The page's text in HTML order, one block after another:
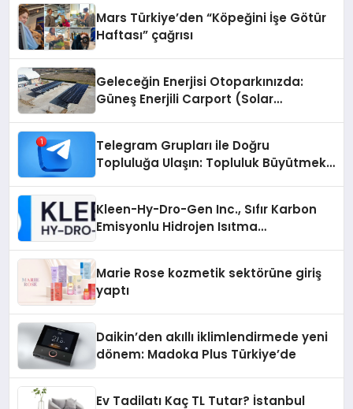
Mars Türkiye’den “Köpeğini İşe Götür
Haftası” çağrısı
Geleceğin Enerjisi Otoparkınızda:
Güneş Enerjili Carport (Solar
Telegram Grupları ile Doğru
Topluluğa Ulaşın: Topluluk Büyütmek
Kleen-Hy-Dro-Gen Inc., Sıfır Karbon
Emisyonlu Hidrojen Isıtma
Marie Rose kozmetik sektörüne giriş
yaptı
Daikin’den akıllı iklimlendirmede yeni
dönem: Madoka Plus Türkiye’de
Ev Tadilatı Kaç TL Tutar? İstanbul